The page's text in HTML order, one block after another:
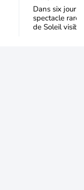
l'éclipse
Dans six
spectacle rare
de Soleil